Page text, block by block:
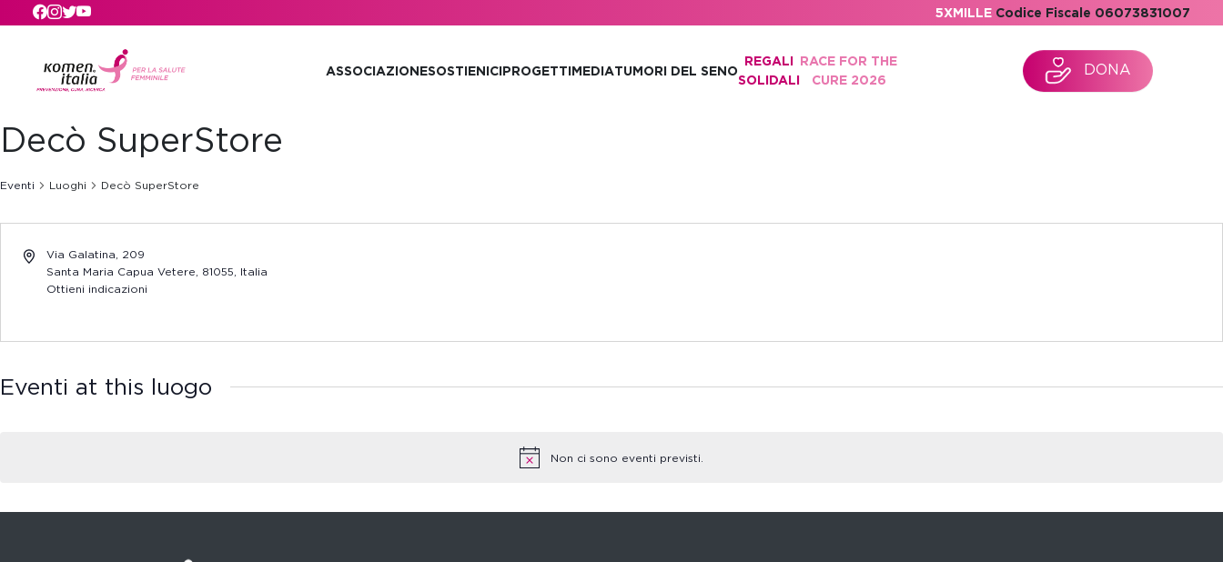
Skip to main content 5XMILLE Codice Fiscale 06073831007
ASSOCIAZIONESOSTIENICIPROGETTIMEDIATUMORI DEL SENO
REGALI
SOLIDALI
RACE FOR THE
CURE 2026
DONA
Non ci sono eventi previsti.
Decò SuperStore
Eventi Luoghi Decò SuperStore
Via Galatina, 209
Santa Maria Capua Vetere, 81055, Italia
Ottieni indicazioni
Eventi at this luogo